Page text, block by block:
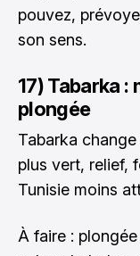
pouvez,
son sens.
17) Tabarka
plongée
Tabarka
plus vert, relief,
Tunisie moins
À faire :